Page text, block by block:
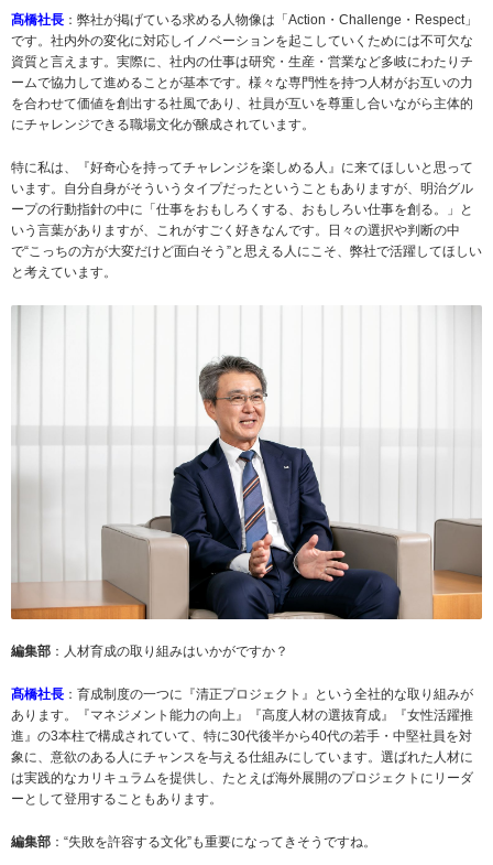
髙橋社長 ：弊社が掲げている求める人物像は「Action・Challenge・Respect」
です。社内外の変化に対応しイノベーションを起こしていくためには不可欠な
資質と言えます。実際に、社内の仕事は研究・生産・営業など多岐にわたりチ
ームで協力して進めることが基本です。様々な専門性を持つ人材がお互いの力
を合わせて価値を創出する社風であり、社員が互いを尊重し合いながら主体的
にチャレンジできる職場文化が醸成されています。
特に私は、『好奇心を持ってチャレンジを楽しめる人』に来てほしいと思って
います。自分自身がそういうタイプだったということもありますが、明治グル
ープの行動指針の中に「仕事をおもしろくする、おもしろい仕事を創る。」と
いう言葉がありますが、これがすごく好きなんです。日々の選択や判断の中
で“こっちの方が大変だけど面白そう”と思える人にこそ、弊社で活躍してほしい
と考えています。
編集部 ：人材育成の取り組みはいかがですか？
髙橋社長 ：育成制度の一つに『清正プロジェクト』という全社的な取り組みが
あります。『マネジメント能力の向上』『高度人材の選抜育成』『女性活躍推
進』の3本柱で構成されていて、特に30代後半から40代の若手・中堅社員を対
象に、意欲のある人にチャンスを与える仕組みにしています。選ばれた人材に
は実践的なカリキュラムを提供し、たとえば海外展開のプロジェクトにリーダ
ーとして登用することもあります。
編集部 ：“失敗を許容する文化”も重要になってきそうですね。